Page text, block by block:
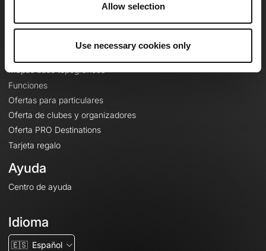
Allow selection
Use necessary cookies only
Le Mag'
Mapas base topográficos
Funciones
Ofertas para particulares
Oferta de clubes y organizadores
Oferta PRO Destinations
Tarjeta regalo
Ayuda
Centro de ayuda
Idioma
🇪🇸 Español